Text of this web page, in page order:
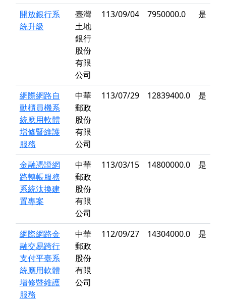
開放銀行系
統升級
臺灣
土地
銀行
股份
有限
公司
113/09/04 7950000.0 是
網際網路自
動櫃員機系
統應用軟體
增修暨維護
服務
中華
郵政
股份
有限
公司
113/07/29 12839400.0 是
金融憑證網
路轉帳服務
系統汰換建
置專案
中華
郵政
股份
有限
公司
113/03/15 14800000.0 是
網際網路金
融交易跨行
支付平臺系
統應用軟體
增修暨維護
服務
中華
郵政
股份
有限
公司
112/09/27 14304000.0 是